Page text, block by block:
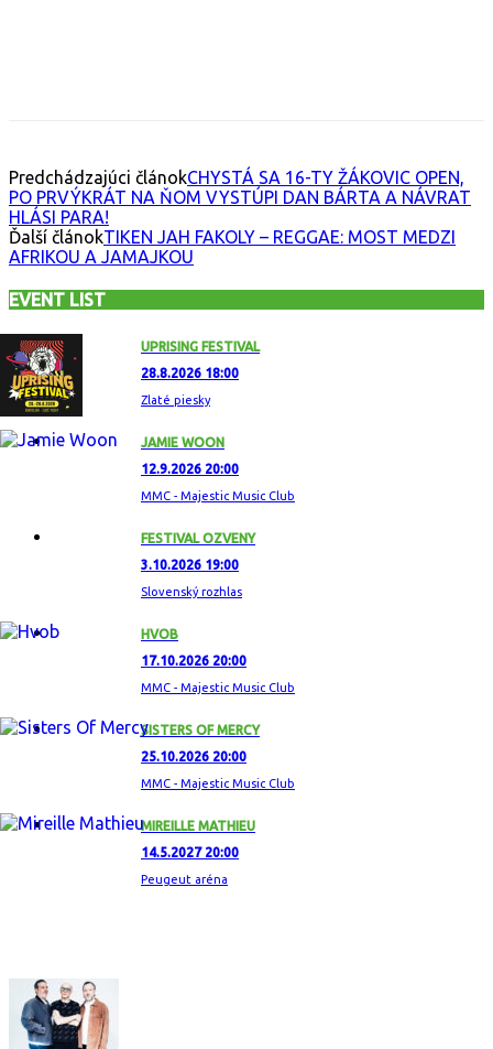
Predchádzajúci článokCHYSTÁ SA 16-TY ŽÁKOVIC OPEN,
PO PRVÝKRÁT NA ŇOM VYSTÚPI DAN BÁRTA A NÁVRAT
HLÁSI PARA!
Ďalší článokTIKEN JAH FAKOLY – REGGAE: MOST MEDZI
AFRIKOU A JAMAJKOU
EVENT LIST
UPRISING FESTIVAL
28.8.2026 18:00
Zlaté piesky
JAMIE WOON
12.9.2026 20:00
MMC - Majestic Music Club
FESTIVAL OZVENY
3.10.2026 19:00
Slovenský rozhlas
HVOB
17.10.2026 20:00
MMC - Majestic Music Club
SISTERS OF MERCY
25.10.2026 20:00
MMC - Majestic Music Club
MIREILLE MATHIEU
14.5.2027 20:00
Peugeut aréna